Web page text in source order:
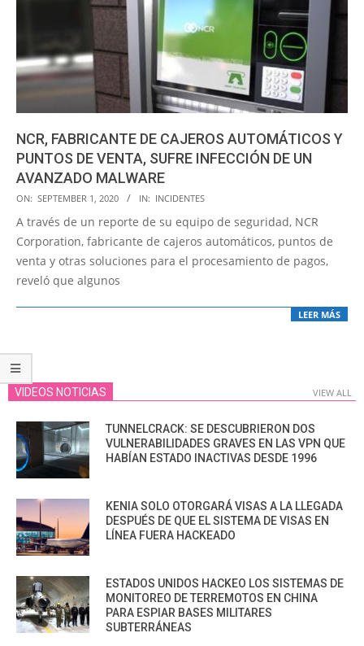
NCR, FABRICANTE DE CAJEROS AUTOMÁTICOS Y
PUNTOS DE VENTA, SUFRE INFECCIÓN DE UN
AVANZADO MALWARE
2020-
09-
01
ON: SEPTEMBER 1, 2020 IN: INCIDENTES
A través de un reporte de su equipo de seguridad, NCR
Corporation, fabricante de cajeros automáticos, puntos de
venta y otras soluciones para el procesamiento de pagos,
reveló que algunos
LEER MÁS
VIDEOS NOTICIAS VIEW ALL
TUNNELCRACK: SE DESCUBRIERON DOS
VULNERABILIDADES GRAVES EN LAS VPN QUE
HABÍAN ESTADO INACTIVAS DESDE 1996
KENIA SOLO OTORGARÁ VISAS A LA LLEGADA
DESPUÉS DE QUE EL SISTEMA DE VISAS EN
LÍNEA FUERA HACKEADO
ESTADOS UNIDOS HACKEO LOS SISTEMAS DE
MONITOREO DE TERREMOTOS EN CHINA
PARA ESPIAR BASES MILITARES
SUBTERRÁNEAS